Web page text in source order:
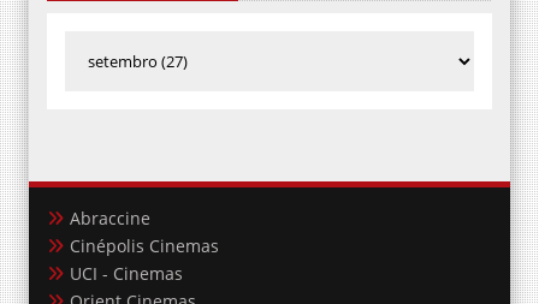
Abraccine
Cinépolis Cinemas
UCI - Cinemas